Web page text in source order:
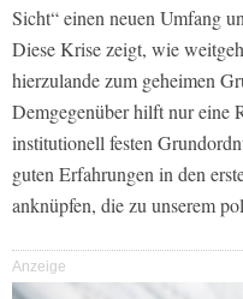
Sicht“ einen neuen Umfang
Diese Krise zeigt, wie
hierzulande zum geheimen
Demgegenüber hilft nur eine
institutionell festen
guten Erfahrungen in den
anknüpfen, die zu unserem
Anzeige